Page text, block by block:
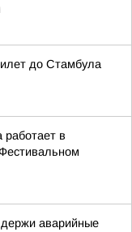
до Стамбула
в
аварийные